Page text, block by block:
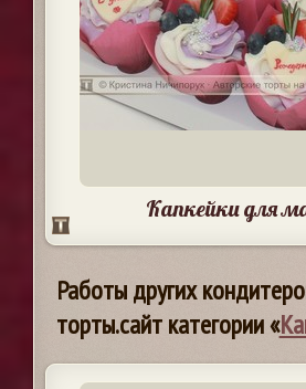
Капкейки для
Работы других
торты.сайт категории «